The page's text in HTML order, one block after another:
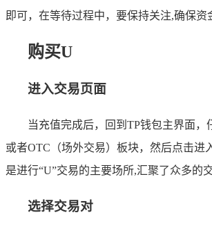
即可，在等待过程中，要保持关注,确保资
购买U
进入交易页面
当充值完成后，回到TP钱包主界面，
或者OTC（场外交易）板块，然后点击进
是进行“U”交易的主要场所,汇聚了众多的
选择交易对